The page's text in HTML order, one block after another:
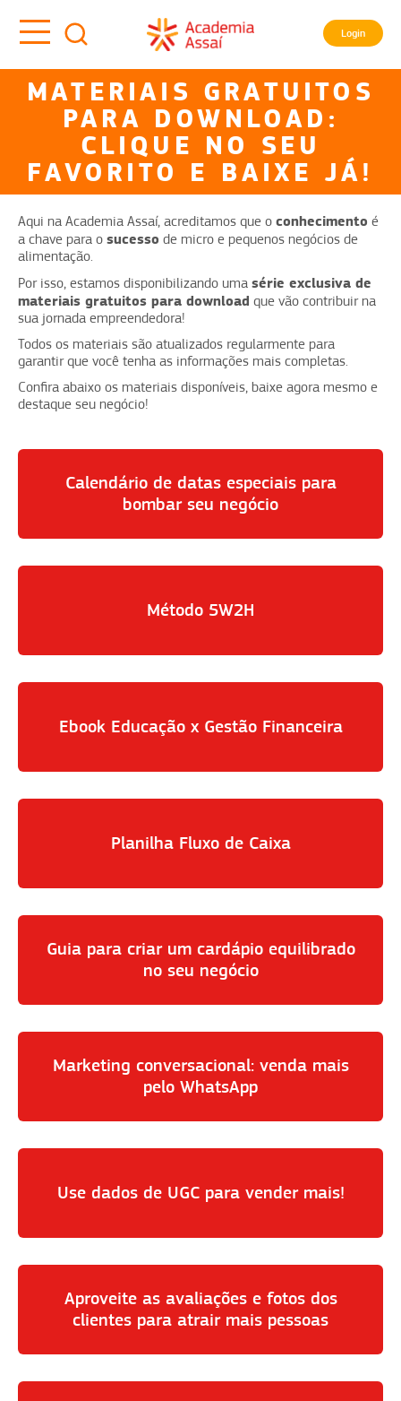
Login
MATERIAIS GRATUITOS
PARA DOWNLOAD:
CLIQUE NO SEU
FAVORITO E BAIXE JÁ!
Aqui na Academia Assaí, acreditamos que o conhecimento é
a chave para o sucesso de micro e pequenos negócios de
alimentação.
Por isso, estamos disponibilizando uma série exclusiva de
materiais gratuitos para download que vão contribuir na
sua jornada empreendedora!
Todos os materiais são atualizados regularmente para
garantir que você tenha as informações mais completas.
Confira abaixo os materiais disponíveis, baixe agora mesmo e
destaque seu negócio!
Calendário de datas especiais para
bombar seu negócio
Método 5W2H
Ebook Educação x Gestão Financeira
Planilha Fluxo de Caixa
Guia para criar um cardápio equilibrado
no seu negócio
Marketing conversacional: venda mais
pelo WhatsApp
Use dados de UGC para vender mais!
Aproveite as avaliações e fotos dos
clientes para atrair mais pessoas